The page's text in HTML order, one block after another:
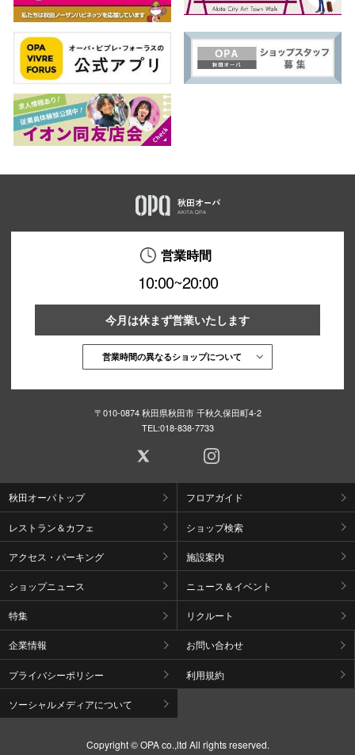
営業時間
10:00~20:00
今月は休まず営業いたします
営業時間の異なるショップについて
〒010-0874 秋田県秋田市 千秋久保田町4-2
TEL:018-838-7733
秋田オーパトップ フロアガイド
レストラン＆カフェ ショップ検索
アクセス・パーキング 施設案内
ショップニュース ニュース＆イベント
特集 リクルート
企業情報 お問い合わせ
プライバシーポリシー 利用規約
ソーシャルメディアについて
Copyright © OPA co.,ltd All rights reserved.